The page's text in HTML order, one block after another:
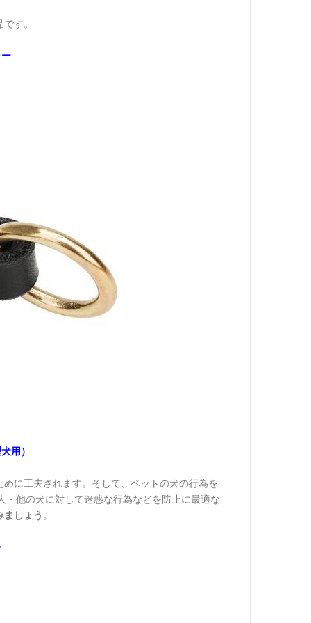
す。
用）
に工夫されます。そして、ペットの犬の行為を
他の犬に対して迷惑な行為などを防止に最適な
ましょう 。